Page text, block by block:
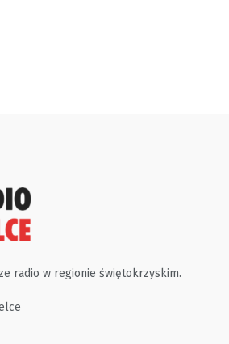
radio w regionie świętokrzyskim.